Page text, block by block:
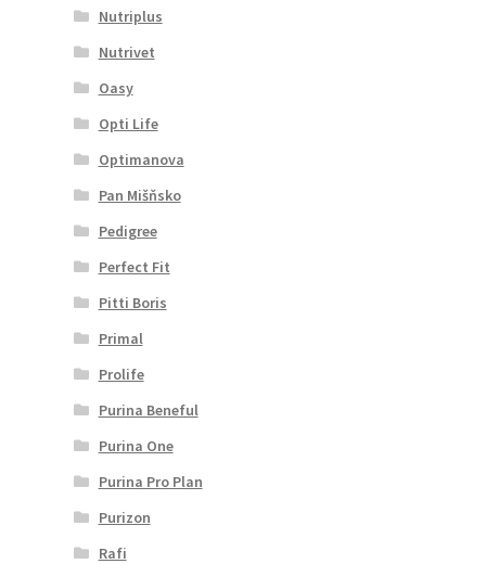
Nutriplus
Nutrivet
Oasy
Opti Life
Optimanova
Pan Mišňsko
Pedigree
Perfect Fit
Pitti Boris
Primal
Prolife
Purina Beneful
Purina One
Purina Pro Plan
Purizon
Rafi